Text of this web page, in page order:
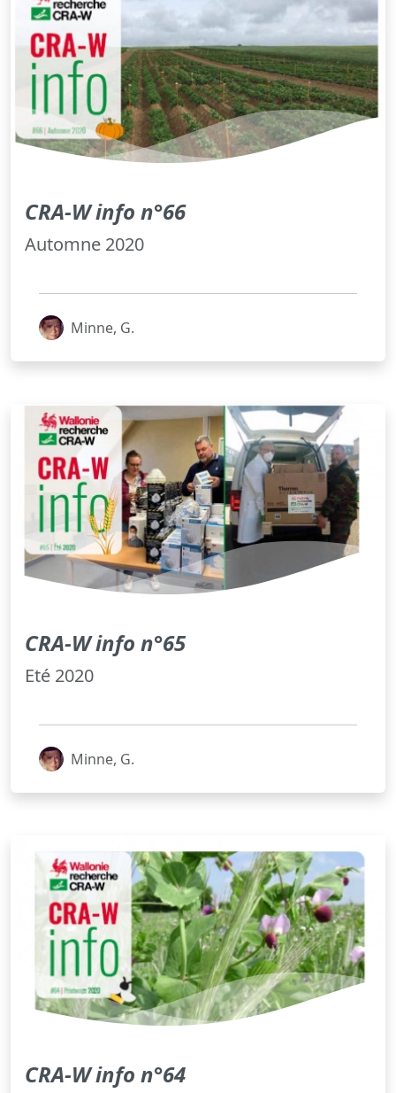
CRA-W info n°66
Automne 2020
Minne, G.
CRA-W info n°65
Eté 2020
Minne, G.
CRA-W info n°64